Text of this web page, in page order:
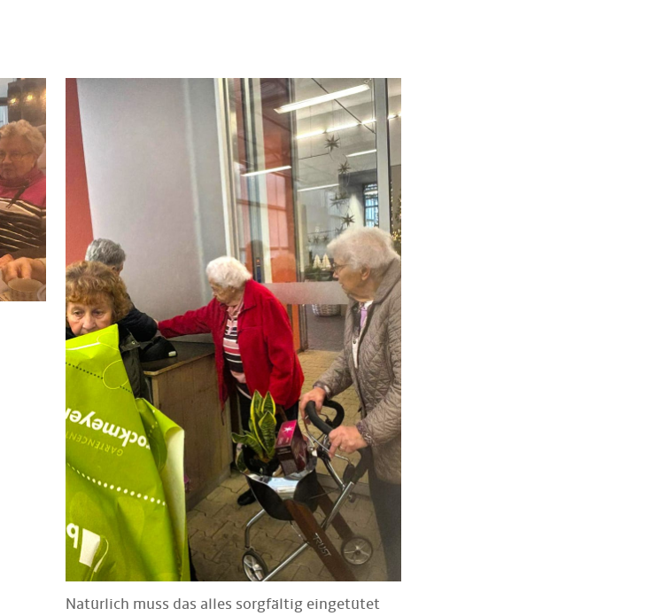
Natürlich muss das alles sorgfältig eingetütet